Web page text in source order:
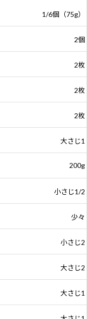
1/6個（75g）
2個
2枚
2枚
2枚
大さじ1
200g
小さじ1/2
少々
小さじ2
大さじ2
大さじ1